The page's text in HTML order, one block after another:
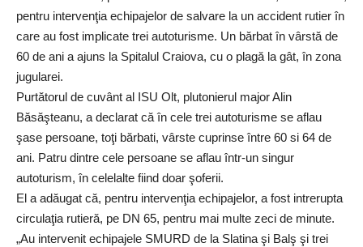
pentru intervenţia echipajelor de salvare la un accident rutier în
care au fost implicate trei autoturisme. Un bărbat în vârstă de
60 de ani a ajuns la Spitalul Craiova, cu o plagă la gât, în zona
jugularei.
Purtătorul de cuvânt al ISU Olt, plutonierul major Alin
Băsăşteanu, a declarat că în cele trei autoturisme se aflau
şase persoane, toţi bărbati, vârste cuprinse între 60 si 64 de
ani. Patru dintre cele persoane se aflau într-un singur
autoturism, în celelalte fiind doar şoferii.
El a adăugat că, pentru intervenţia echipajelor, a fost intrerupta
circulaţia rutieră, pe DN 65, pentru mai multe zeci de minute.
„Au intervenit echipajele SMURD de la Slatina şi Balş şi trei